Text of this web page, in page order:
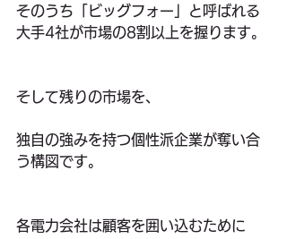
そのうち「ビッグフォー」と呼ばれる
大手4社が市場の8割以上を握ります。
そして残りの市場を、
独自の強みを持つ個性派企業が奪い合
う構図です。
各電力会社は顧客を囲い込むために